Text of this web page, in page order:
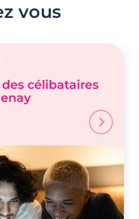
vous
célibataires